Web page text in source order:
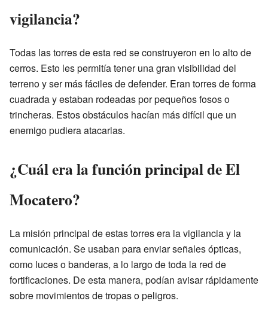
vigilancia?
Todas las torres de esta red se construyeron en lo alto de
cerros. Esto les permitía tener una gran visibilidad del
terreno y ser más fáciles de defender. Eran torres de forma
cuadrada y estaban rodeadas por pequeños fosos o
trincheras. Estos obstáculos hacían más difícil que un
enemigo pudiera atacarlas.
¿Cuál era la función principal de El
Mocatero?
La misión principal de estas torres era la vigilancia y la
comunicación. Se usaban para enviar señales ópticas,
como luces o banderas, a lo largo de toda la red de
fortificaciones. De esta manera, podían avisar rápidamente
sobre movimientos de tropas o peligros.